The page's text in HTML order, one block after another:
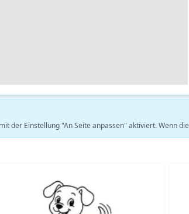
der Einstellung "An Seite anpassen" aktiviert. Wenn